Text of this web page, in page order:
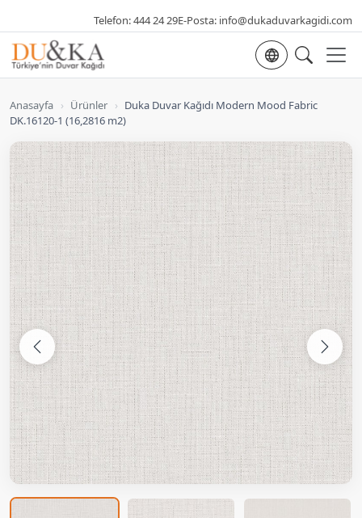
Telefon:444 24 29E-Posta: info@dukaduvarkagidi.com
Dil seçimi
Anasayfa › Ürünler › Duka Duvar Kağıdı Modern Mood Fabric
DK.16120-1 (16,2816 m2)